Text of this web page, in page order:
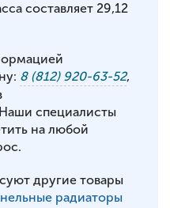
составляет 29,12
8 (812) 920-63-52,
специалисты
на любой
другие товары
радиаторы